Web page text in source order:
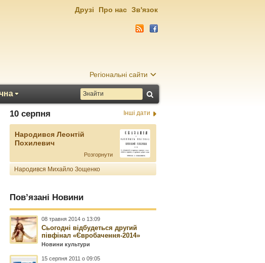
Регіональні сайти
Друзі Про нас Зв'язок
10 серпня Інші дати
Народився Леонтій
Похилевич
Розгорнути
Народився Михайло Зощенко
Пов’язані Новини
08 травня 2014 о 13:09
Сьогодні відбудеться другий
півфінал «Євробачення-2014»
Новини культури
15 серпня 2011 о 09:05